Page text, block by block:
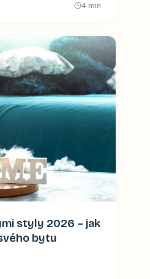
4min
styly 2026 – jak
bytu